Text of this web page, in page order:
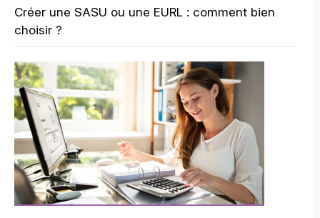
Créer une SASU ou une EURL : comment bien
choisir ?